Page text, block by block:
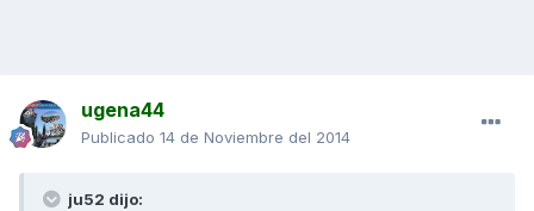
ugena44
Publicado 14 de Noviembre del 2014
ju52 dijo: